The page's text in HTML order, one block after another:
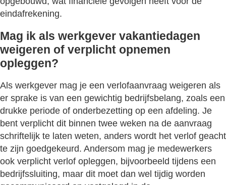
eindafrekening.
Mag ik als werkgever vakantiedagen
weigeren of verplicht opnemen
opleggen?
Als werkgever mag je een verlofaanvraag weigeren als
er sprake is van een gewichtig bedrijfsbelang, zoals een
drukke periode of onderbezetting op een afdeling. Je
bent verplicht dit binnen twee weken na de aanvraag
schriftelijk te laten weten, anders wordt het verlof geacht
te zijn goedgekeurd. Andersom mag je medewerkers
ook verplicht verlof opleggen, bijvoorbeeld tijdens een
bedrijfssluiting, maar dit moet dan wel tijdig worden